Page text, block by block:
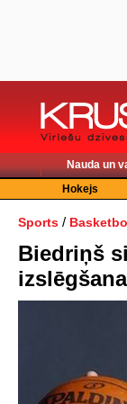
Nauda un
Hokejs
Sports /
Biedriņš